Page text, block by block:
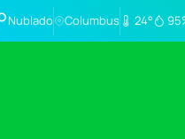
Nublado Columbus 24°